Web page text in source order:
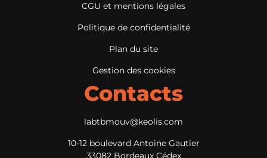
CGU et mentions légales
Politique de confidentialité
Plan du site
Gestion des cookies
Contacts
labtbmouv@keolis.com
10-12 boulevard Antoine Gautier
33082 Bordeaux Cédex